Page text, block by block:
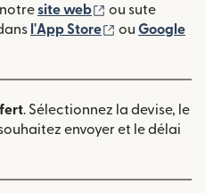
site web (s'ouvre dans
ou sute
l'App Store (s'ouvre
ou Google
. Sélectionnez la devise, le
envoyer et le délai